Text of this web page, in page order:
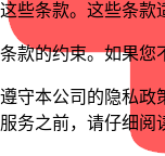
些条款。这些条款
款的约束。如果您
守本公司的隐私
务之前，请仔细阅